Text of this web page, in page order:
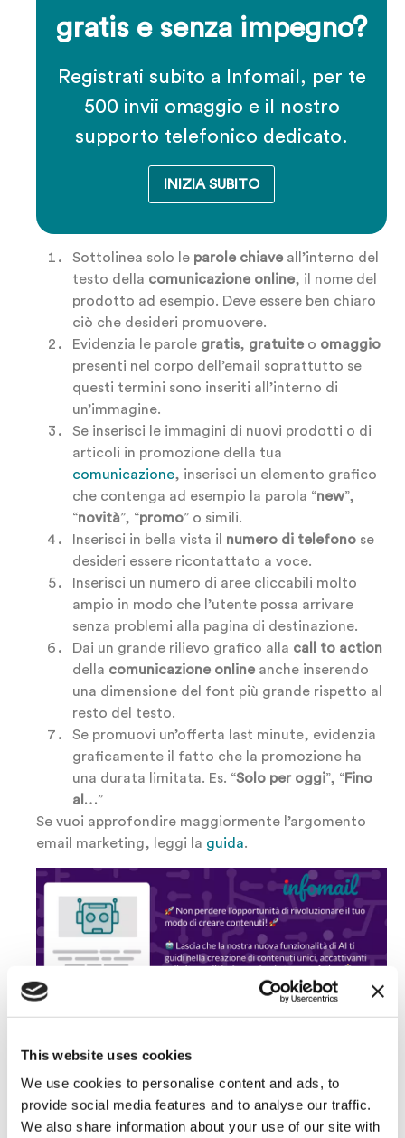
This website uses cookies
We use cookies to personalise content and ads, to
provide social media features and to analyse our traffic.
We also share information about your use of our site with
gratis e senza impegno?
Registrati subito a Infomail, per te
500 invii omaggio e il nostro
supporto telefonico dedicato.
INIZIA SUBITO
Sottolinea solo le parole chiave all’interno del
testo della comunicazione online, il nome del
prodotto ad esempio. Deve essere ben chiaro
ciò che desideri promuovere.
Evidenzia le parole gratis, gratuite o omaggio
presenti nel corpo dell’email soprattutto se
questi termini sono inseriti all’interno di
un’immagine.
Se inserisci le immagini di nuovi prodotti o di
articoli in promozione della tua
comunicazione, inserisci un elemento grafico
che contenga ad esempio la parola “new”,
“novità”, “promo” o simili.
Inserisci in bella vista il numero di telefono se
desideri essere ricontattato a voce.
Inserisci un numero di aree cliccabili molto
ampio in modo che l’utente possa arrivare
senza problemi alla pagina di destinazione.
Dai un grande rilievo grafico alla call to action
della comunicazione online anche inserendo
una dimensione del font più grande rispetto al
resto del testo.
Se promuovi un’offerta last minute, evidenzia
graficamente il fatto che la promozione ha
una durata limitata. Es. “Solo per oggi”, “Fino
al…”
Se vuoi approfondire maggiormente l’argomento
email marketing, leggi la guida.
Vuoi provare Infomail
gratis e senza impegno?